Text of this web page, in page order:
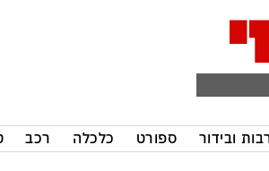
ובידור ספורט כלכלה רכב